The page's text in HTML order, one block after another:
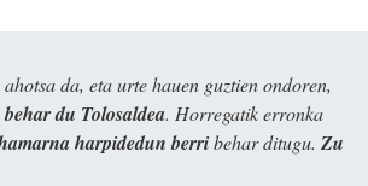
da, eta urte hauen guztien ondoren,
du Tolosaldea. Horregatik erronka
harpidedun berribehar ditugu. Zu